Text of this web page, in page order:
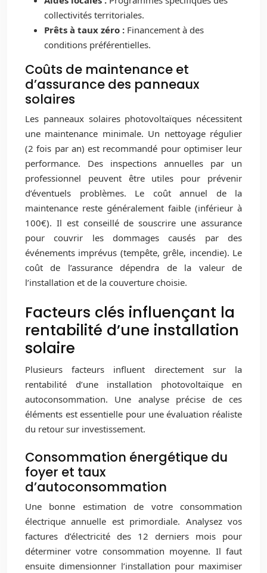
collectivités territoriales.
Prêts à taux zéro : Financement à des
conditions préférentielles.
Coûts de maintenance et
d’assurance des panneaux
solaires
Les panneaux solaires photovoltaïques nécessitent
une maintenance minimale. Un nettoyage régulier
(2 fois par an) est recommandé pour optimiser leur
performance. Des inspections annuelles par un
professionnel peuvent être utiles pour prévenir
d’éventuels problèmes. Le coût annuel de la
maintenance reste généralement faible (inférieur à
100€). Il est conseillé de souscrire une assurance
pour couvrir les dommages causés par des
événements imprévus (tempête, grêle, incendie). Le
coût de l’assurance dépendra de la valeur de
l’installation et de la couverture choisie.
Facteurs clés influençant la
rentabilité d’une installation
solaire
Plusieurs facteurs influent directement sur la
rentabilité d’une installation photovoltaïque en
autoconsommation. Une analyse précise de ces
éléments est essentielle pour une évaluation réaliste
du retour sur investissement.
Consommation énergétique du
foyer et taux
d’autoconsommation
Une bonne estimation de votre consommation
électrique annuelle est primordiale. Analysez vos
factures d’électricité des 12 derniers mois pour
déterminer votre consommation moyenne. Il faut
ensuite dimensionner l’installation pour maximiser